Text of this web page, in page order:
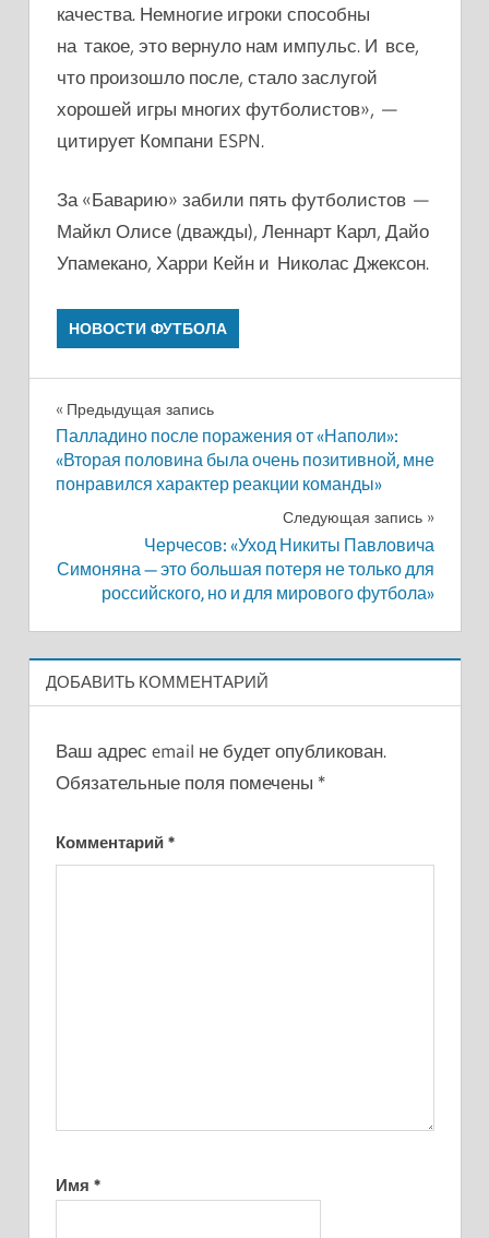
качества. Немногие игроки способны
на такое, это вернуло нам импульс. И все,
что произошло после, стало заслугой
хорошей игры многих футболистов», —
цитирует Компани ESPN.
За «Баварию» забили пять футболистов —
Майкл Олисе (дважды), Леннарт Карл, Дайо
Упамекано, Харри Кейн и Николас Джексон.
НОВОСТИ ФУТБОЛА
Навигация
по
записям
Предыдущая запись
Палладино после поражения от «Наполи»:
«Вторая половина была очень позитивной, мне
понравился характер реакции команды»
Следующая запись
Черчесов: «Уход Никиты Павловича
Симоняна — это большая потеря не только для
российского, но и для мирового футбола»
ДОБАВИТЬ КОММЕНТАРИЙ
Ваш адрес email не будет опубликован.
Обязательные поля помечены *
Комментарий *
Имя *